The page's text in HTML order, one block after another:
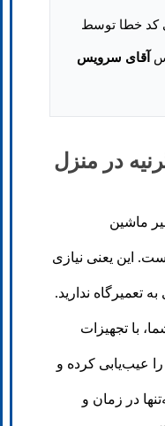
کد خطا توسط
آقای سرویس
در منزل
ماشین
این یعنی نیازی
تعمیرگاه ندارید.
با تجهیزات
عیب‌یابی کرده و
در زمان و